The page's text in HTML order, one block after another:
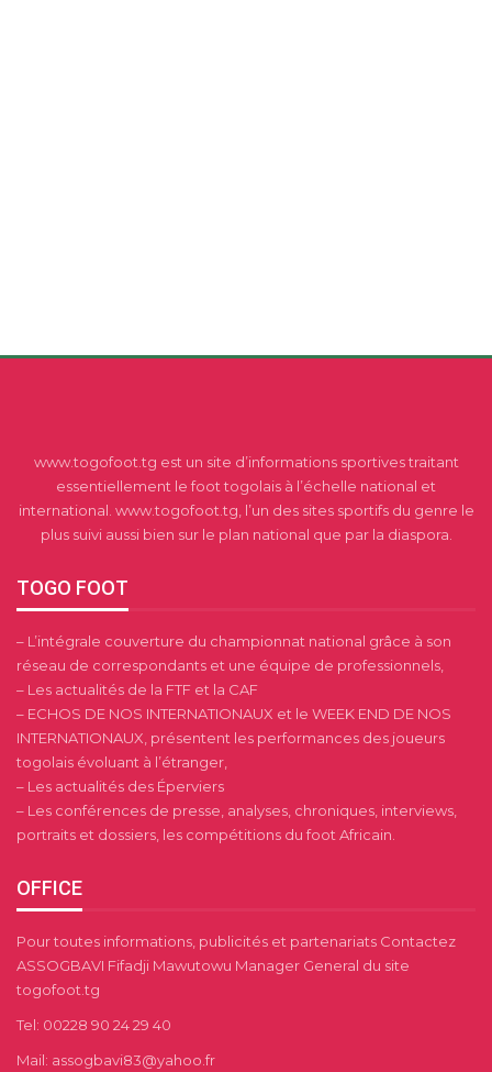
www.togofoot.tg est un site d’informations sportives traitant
essentiellement le foot togolais à l’échelle national et
international. www.togofoot.tg, l’un des sites sportifs du genre le
plus suivi aussi bien sur le plan national que par la diaspora.
TOGO FOOT
– L’intégrale couverture du championnat national grâce à son
réseau de correspondants et une équipe de professionnels,
– Les actualités de la FTF et la CAF
– ECHOS DE NOS INTERNATIONAUX et le WEEK END DE NOS
INTERNATIONAUX, présentent les performances des joueurs
togolais évoluant à l’étranger,
– Les actualités des Éperviers
– Les conférences de presse, analyses, chroniques, interviews,
portraits et dossiers, les compétitions du foot Africain.
OFFICE
Pour toutes informations, publicités et partenariats Contactez
ASSOGBAVI Fifadji Mawutowu Manager General du site
togofoot.tg
Tel: 00228 90 24 29 40
Mail: assogbavi83@yahoo.fr